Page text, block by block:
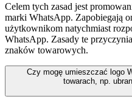
Celem tych zasad jest
marki WhatsApp. Zapobiegają
użytkownikom natychmiast
WhatsApp. Zasady te
znaków towarowych.
Czy mogę umieszczać logo
towarach, np.